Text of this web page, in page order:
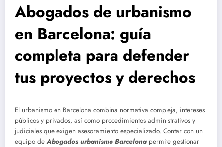
Abogados de urbanismo
en Barcelona: guía
completa para defender
tus proyectos y derechos
El urbanismo en Barcelona combina normativa compleja, intereses
públicos y privados, así como procedimientos administrativos y
judiciales que exigen asesoramiento especializado. Contar con un
equipo de Abogados urbanismo Barcelona permite gestionar